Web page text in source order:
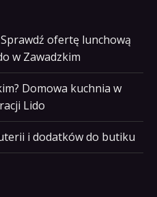
ofertę lunchową
w Zawadzkim
Domowa kuchnia w
Lido
i dodatków do butiku